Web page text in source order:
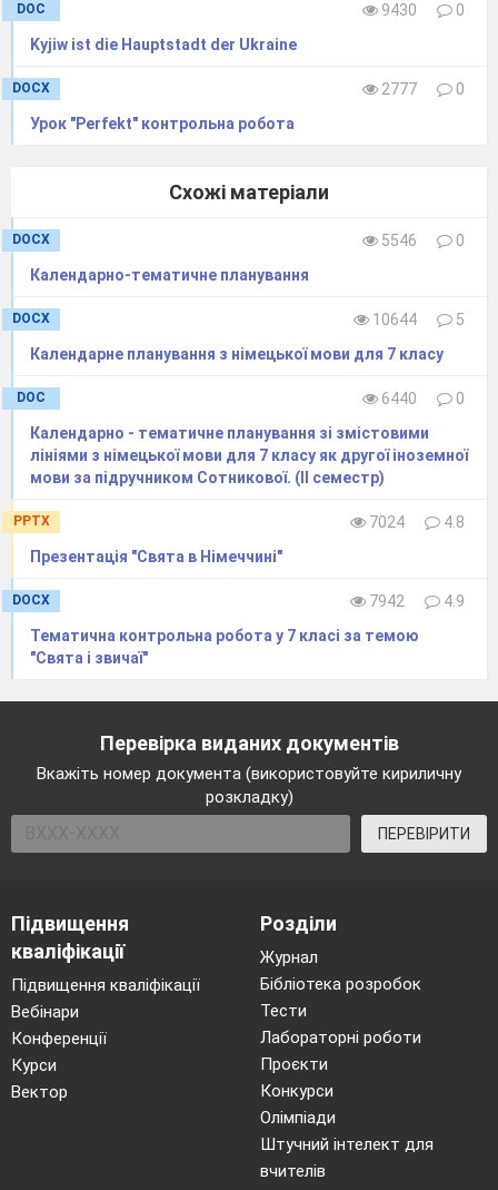
DOC 9430
0
Kyjiw ist die Hauptstadt der Ukraine
DOCX 2777
0
Урок "Perfekt" контрольна робота
Схожі матеріали
DOCX 5546
0
Календарно-тематичне планування
DOCX 10644
5
Календарне планування з німецької мови для 7 класу
DOC 6440
0
Календарно - тематичне планування зі змістовими
лініями з німецької мови для 7 класу як другої іноземної
мови за підручником Сотникової. (ІІ семестр)
PPTX 7024
4.8
Презентація "Свята в Німеччині"
DOCX 7942
4.9
Тематична контрольна робота у 7 класі за темою
"Свята і звичаї"
Перевірка виданих документів
Вкажіть номер документа (використовуйте кириличну
розкладку)
ПЕРЕВІРИТИ
Підвищення
кваліфікації
Підвищення кваліфікації
Вебінари
Конференції
Курси
Вектор
Розділи
Журнал
Бібліотека розробок
Тести
Лабораторні роботи
Проєкти
Конкурси
Олімпіади
Штучний інтелект для
вчителів